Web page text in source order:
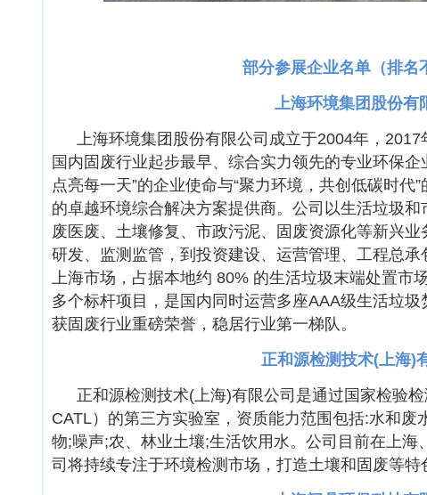
部分参展企业名单（排名
上海环境集团股份有
上海环境集团股份有限公司成立于2004年，
国内固废行业起步最早、综合实力领先的专业环保企
点亮每一天”的企业使命与“聚力环境，共创低碳时代
的卓越环境综合解决方案提供商。公司以生活垃圾
废医废、土壤修复、市政污泥、固废资源化等新兴
研发、监测监管，到投资建设、运营管理、工程总
上海市场，占据本地约 80% 的生活垃圾末端处置市
多个标杆项目，是国内同时运营多座AAA级生活垃
获固废行业重磅荣誉，稳居行业第一梯队。
正和源检测技术(上海)
正和源检测技术(上海)有限公司是通过国家检验
CATL）的第三方实验室，资质能力范围包括:水和废
物;噪声;农、林业土壤;生活饮用水。公司目前在上海
司将持续专注于环境检测市场，打造土壤和固废等特